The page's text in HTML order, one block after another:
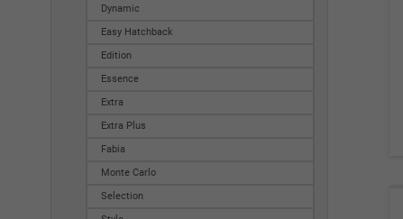
Dynamic
Easy Hatchback
Edition
Essence
Extra
Extra Plus
Fabia
Monte Carlo
Selection